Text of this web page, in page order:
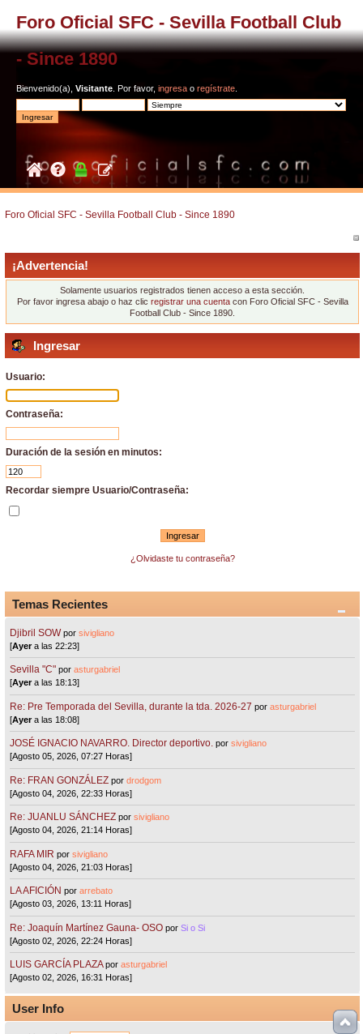
Foro Oficial SFC - Sevilla Football Club
- Since 1890
Bienvenido(a), Visitante . Por favor, ingresa o regístrate
Foro Oficial SFC - Sevilla Football Club - Since 1890
¡Advertencia!
Solamente usuarios registrados tienen acceso a esta sección.
Por favor ingresa abajo o haz clic registrar una cuentacon Foro Oficial SFC - Sevilla
Football Club - Since 1890.
Ingresar
Usuario:
Contraseña:
Duración de la sesión en minutos:
Recordar siempre Usuario/Contraseña:
¿Olvidaste tu contraseña?
Temas Recientes
Djibril SOW porsivigliano
[Ayera las 22:23]
Sevilla "C"porasturgabriel
[Ayera las 18:13]
Re: Pre Temporada del Sevilla, durante la tda. 2026-27 porasturgabriel
[Ayera las 18:08]
JOSÉ IGNACIO NAVARRO. Director deportivo. porsivigliano
[Agosto 05, 2026, 07:27 Horas]
Re: FRAN GONZÁLEZ pordrodgom
[Agosto 04, 2026, 22:33 Horas]
Re: JUANLU SÁNCHEZ porsivigliano
[Agosto 04, 2026, 21:14 Horas]
RAFA MIR porsivigliano
[Agosto 04, 2026, 21:03 Horas]
LA AFICIÓN porarrebato
[Agosto 03, 2026, 13:11 Horas]
Re: Joaquín Martínez Gauna- OSO porSi o Si
[Agosto 02, 2026, 22:24 Horas]
LUIS GARCÍA PLAZA porasturgabriel
[Agosto 02, 2026, 16:31 Horas]
User Info